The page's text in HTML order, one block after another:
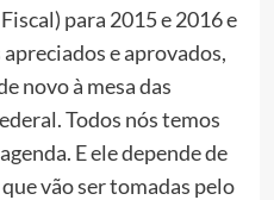
para 2015 e 2016 e
e aprovados,
novo à mesa das
Todos nós temos
E ele depende de
vão ser tomadas pelo